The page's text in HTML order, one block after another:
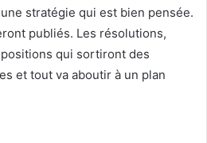
stratégie qui est bien pensée.
publiés. Les résolutions,
qui sortiront des
et tout va aboutir à un plan